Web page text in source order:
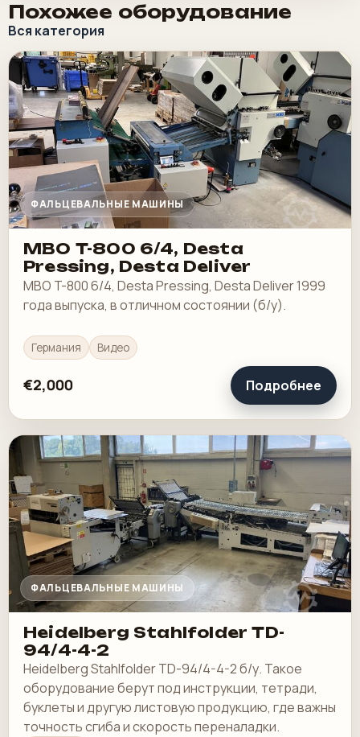
Похожее оборудование
Вся категория
ФАЛЬЦЕВАЛЬНЫЕ МАШИНЫ
MBO T-800 6/4, Desta
Pressing, Desta Deliver
MBO T-800 6/4, Desta Pressing, Desta Deliver 1999
года выпуска, в отличном состоянии (б/у).
Германия Видео
€2,000 Подробнее
ФАЛЬЦЕВАЛЬНЫЕ МАШИНЫ
Heidelberg Stahlfolder TD-
94/4-4-2
Heidelberg Stahlfolder TD-94/4-4-2 б/у. Такое
оборудование берут под инструкции, тетради,
буклеты и другую листовую продукцию, где важны
точность сгиба и скорость переналадки.